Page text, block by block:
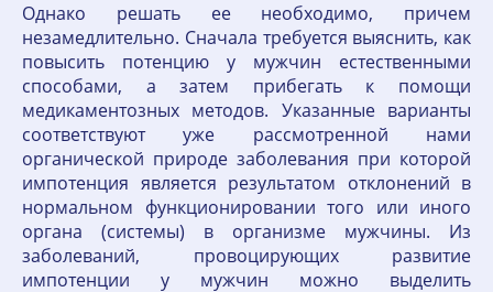
Однако решать ее необходимо, причем
незамедлительно. Сначала требуется выяснить, как
повысить потенцию у мужчин естественными
способами, а затем прибегать к помощи
медикаментозных методов. Указанные варианты
соответствуют уже рассмотренной нами
органической природе заболевания при которой
импотенция является результатом отклонений в
нормальном функционировании того или иного
органа (системы) в организме мужчины. Из
заболеваний, провоцирующих развитие
импотенции у мужчин можно выделить